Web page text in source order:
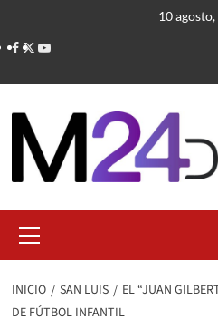
contenido
10
primario
INICIO SAN LUIS
EL “JUAN
DE FÚTBOL INFANTIL